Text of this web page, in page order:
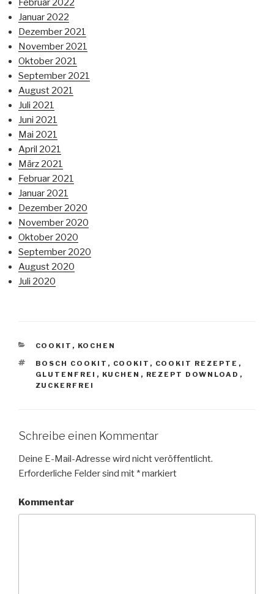
Februar 2022
Januar 2022
Dezember 2021
November 2021
Oktober 2021
September 2021
August 2021
Juli 2021
Juni 2021
Mai 2021
April 2021
März 2021
Februar 2021
Januar 2021
Dezember 2020
November 2020
Oktober 2020
September 2020
August 2020
Juli 2020
KATEGORIEN
COOKIT , KOCHEN
SCHLAGWÖRTER
BOSCH COOKIT , COOKIT , COOKIT REZEPTE ,
GLUTENFREI , KUCHEN , REZEPT DOWNLOAD ,
ZUCKERFREI
Schreibe einen Kommentar
Deine E-Mail-Adresse wird nicht veröffentlicht.
Erforderliche Felder sind mit *markiert
Kommentar